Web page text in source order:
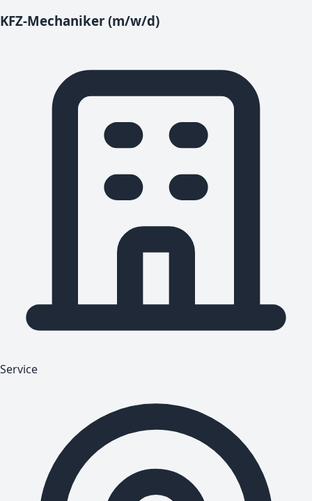
KFZ-Mechaniker (m/w/d)
Service